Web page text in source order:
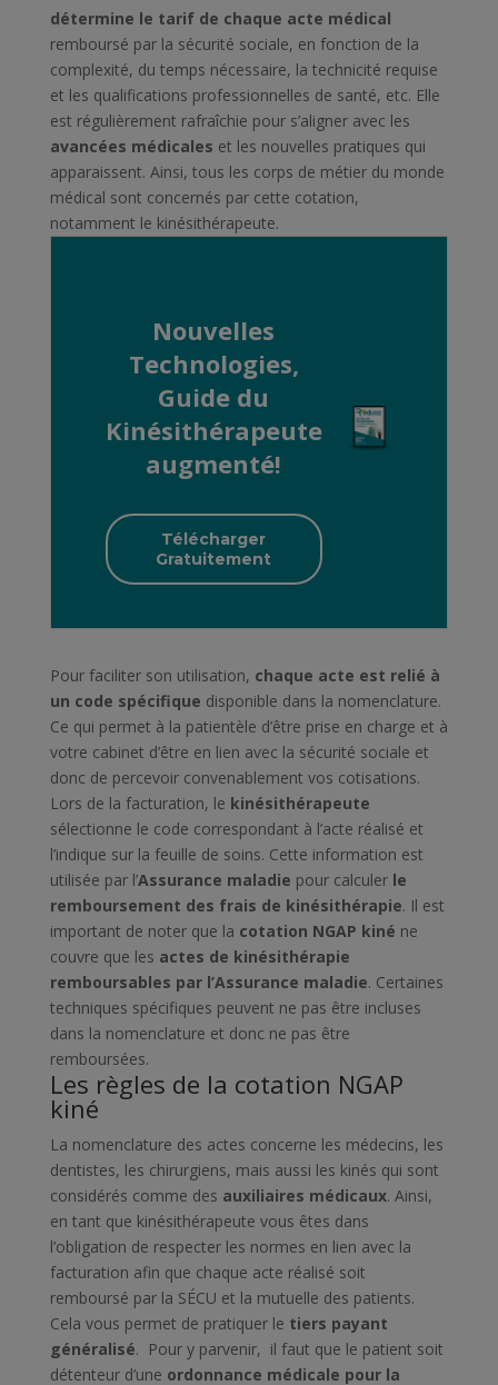
détermine le tarif de chaque acte médical
remboursé par la sécurité sociale, en fonction de la
complexité, du temps nécessaire, la technicité requise
et les qualifications professionnelles de santé, etc. Elle
est régulièrement rafraîchie pour s’aligner avec les
avancées médicales et les nouvelles pratiques qui
apparaissent. Ainsi, tous les corps de métier du monde
médical sont concernés par cette cotation,
notamment le kinésithérapeute.
Nouvelles
Technologies,
Guide du
Kinésithérapeute
augmenté!
Télécharger
Gratuitement
Pour faciliter son utilisation, chaque acte est relié à
un code spécifique disponible dans la nomenclature.
Ce qui permet à la patientèle d’être prise en charge et à
votre cabinet d’être en lien avec la sécurité sociale et
donc de percevoir convenablement vos cotisations.
Lors de la facturation, le kinésithérapeute
sélectionne le code correspondant à l’acte réalisé et
l’indique sur la feuille de soins. Cette information est
utilisée par l’Assurance maladie pour calculerle
remboursement des frais de kinésithérapie. Il est
important de noter que la cotation NGAP kiné ne
couvre que les actes de kinésithérapie
remboursables par l’Assurance maladie. Certaines
techniques spécifiques peuvent ne pas être incluses
dans la nomenclature et donc ne pas être
remboursées.
Les règles de la cotation NGAP
kiné
La nomenclature des actes concerne les médecins, les
dentistes, les chirurgiens, mais aussi les kinés qui sont
considérés comme des auxiliaires médicaux. Ainsi,
en tant que kinésithérapeute vous êtes dans
l’obligation de respecter les normes en lien avec la
facturation afin que chaque acte réalisé soit
remboursé par la SÉCU et la mutuelle des patients.
Cela vous permet de pratiquer le tiers payant
généralisé. Pour y parvenir, il faut que le patient soit
détenteur d’une ordonnance médicale pour la